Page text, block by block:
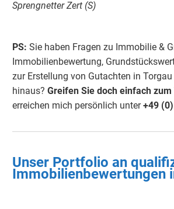
Sprengnetter Zert (S)
PS: Sie haben Fragen zu Immobilie &
Immobilienbewertung,
zur Erstellung von Gutachten in
hinaus? Greifen Sie doch einfach zum
erreichen mich persönlich unter+49
Unser Portfolio an
Immobilienbewertungen